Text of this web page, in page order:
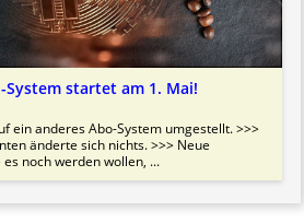
System startet am 1. Mai!
ein anderes Abo-System umgestellt. >>>
änderte sich nichts. >>> Neue
noch werden wollen, ...